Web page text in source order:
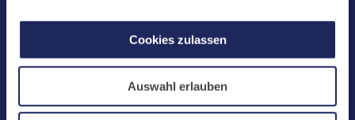
Cookies zulassen
Auswahl erlauben
Fax: +49 (0) 2652 59-359
www.maria-laach.de